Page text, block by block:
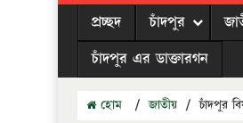
প্রচ্ছদ চাঁদপুর
চাঁদপুর এর ডাক্তারগন
হোম / জাতীয় / চাঁদপুর